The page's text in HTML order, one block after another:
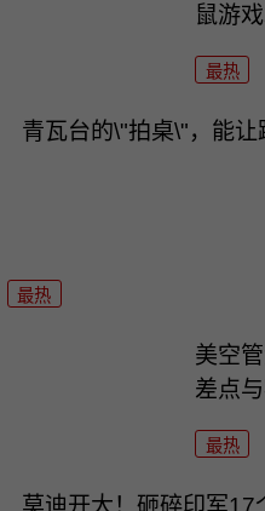
鼠游
最热
青瓦台的\"拍桌\"，能让
最热
美空
差点
最热
莫迪开大！砸碎印军17